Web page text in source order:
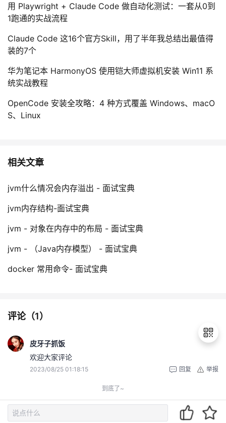
用 Playwright + Claude Code 做自动化测试：一套从0到
1跑通的实战流程
Claude Code 这16个官方Skill，用了半年我总结出最值得
装的7个
华为笔记本 HarmonyOS 使用铠大师虚拟机安装 Win11 系
统实战教程
OpenCode 安装全攻略：4 种方式覆盖 Windows、macO
S、Linux
相关文章
jvm什么情况会内存溢出 - 面试宝典
jvm内存结构-面试宝典
jvm - 对象在内存中的布局 - 面试宝典
jvm - （Java内存模型） - 面试宝典
docker 常用命令- 面试宝典
评论（1）
皮牙子抓饭
欢迎大家评论
2023/08/25 01:18:15 举报
回复
到底了~